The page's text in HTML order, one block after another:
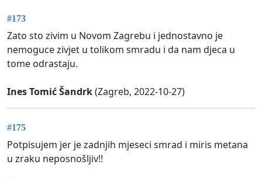
#173
Zato sto zivim u Novom Zagrebu i jednostavno je
nemoguce zivjet u tolikom smradu i da nam djeca u
tome odrastaju.
Ines Tomić Šandrk(Zagreb, 2022-10-27)
#175
Potpisujem jer je zadnjih mjeseci smrad i miris metana
u zraku neposnošljiv!!